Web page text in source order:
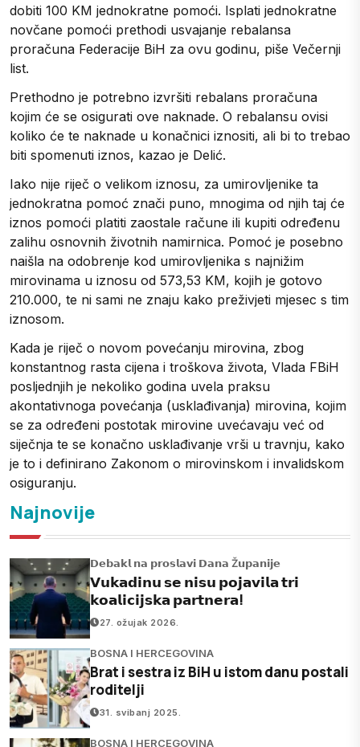
dobiti 100 KM jednokratne pomoći. Isplati jednokratne
novčane pomoći prethodi usvajanje rebalansa
proračuna Federacije BiH za ovu godinu, piše Večernji
list.
Prethodno je potrebno izvršiti rebalans proračuna
kojim će se osigurati ove naknade. O rebalansu ovisi
koliko će te naknade u konačnici iznositi, ali bi to trebao
biti spomenuti iznos, kazao je Delić.
Iako nije riječ o velikom iznosu, za umirovljenike ta
jednokratna pomoć znači puno, mnogima od njih taj će
iznos pomoći platiti zaostale račune ili kupiti određenu
zalihu osnovnih životnih namirnica. Pomoć je posebno
naišla na odobrenje kod umirovljenika s najnižim
mirovinama u iznosu od 573,53 KM, kojih je gotovo
210.000, te ni sami ne znaju kako preživjeti mjesec s tim
iznosom.
Kada je riječ o novom povećanju mirovina, zbog
konstantnog rasta cijena i troškova života, Vlada FBiH
posljednjih je nekoliko godina uvela praksu
akontativnoga povećanja (usklađivanja) mirovina, kojim
se za određeni postotak mirovine uvećavaju već od
siječnja te se konačno usklađivanje vrši u travnju, kako
je to i definirano Zakonom o mirovinskom i invalidskom
osiguranju.
Najnovije
𝗗𝗲𝗯𝗮𝗸𝗹 𝗻𝗮 𝗽𝗿𝗼𝘀𝗹𝗮𝘃𝗶 𝗗𝗮𝗻𝗮 Ž𝘂𝗽𝗮𝗻𝗶𝗷𝗲
𝗩𝘂𝗸𝗮𝗱𝗶𝗻𝘂 𝘀𝗲 𝗻𝗶𝘀𝘂 𝗽𝗼𝗷𝗮𝘃𝗶𝗹𝗮 𝘁𝗿𝗶
𝗸𝗼𝗮𝗹𝗶𝗰𝗶𝗷𝘀𝗸𝗮 𝗽𝗮𝗿𝘁𝗻𝗲𝗿𝗮!
27. ožujak 2026.
BOSNA I HERCEGOVINA
Brat i sestra iz BiH u istom danu postali
roditelji
31. svibanj 2025.
BOSNA I HERCEGOVINA